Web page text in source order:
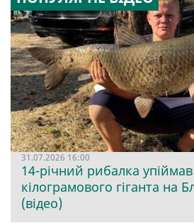
31.07.2026 16:00
14-річний рибалка
кілограмового гіганта на
(відео)